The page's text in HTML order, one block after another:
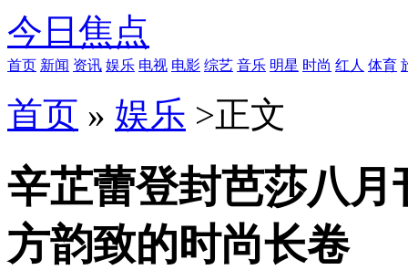
今日焦点
首页 新闻 资讯 娱乐 电视 电影 综艺 音乐 明星 时尚 红人 体育
首页 » 娱乐 >正文
辛芷蕾登封芭莎八
方韵致的时尚长卷